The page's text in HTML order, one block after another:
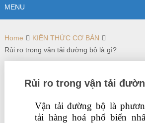
MENU
Home
KIẾN THỨC CƠ BẢN
Rủi ro trong vận tải đường bộ là gì?
Rủi ro trong vận tải
Vận tải đường bộ là
tải hàng hoá phổ biến